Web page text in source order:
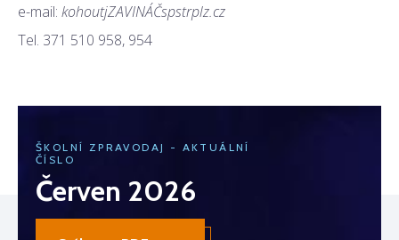
e-mail: kohoutjZAVINÁČspstrplz.cz
Tel. 371 510 958, 954
ŠKOLNÍ ZPRAVODAJ - AKTUÁLNÍ
ČÍSLO
Červen 2026